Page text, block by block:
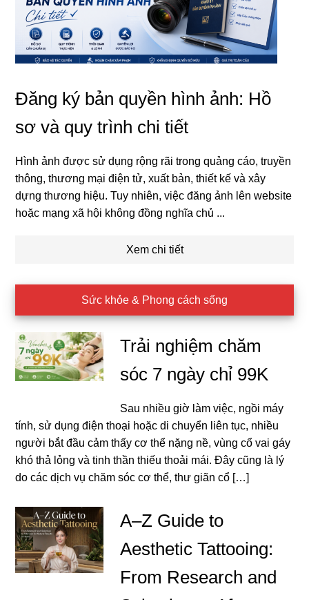
Đăng ký bản quyền hình ảnh: Hồ
sơ và quy trình chi tiết
Hình ảnh được sử dụng rộng rãi trong quảng cáo, truyền
thông, thương mại điện tử, xuất bản, thiết kế và xây
dựng thương hiệu. Tuy nhiên, việc đăng ảnh lên website
hoặc mạng xã hội không đồng nghĩa chủ ...
Xem chi tiết
Sức khỏe & Phong cách sống
Trải nghiệm chăm
sóc 7 ngày chỉ 99K
Sau nhiều giờ làm việc, ngồi máy
tính, sử dụng điện thoại hoặc di chuyển liên tục, nhiều
người bắt đầu cảm thấy cơ thể nặng nề, vùng cổ vai gáy
khó thả lỏng và tinh thần thiếu thoải mái. Đây cũng là lý
do các dịch vụ chăm sóc cơ thể, thư giãn cổ […]
A–Z Guide to
Aesthetic Tattooing:
From Research and